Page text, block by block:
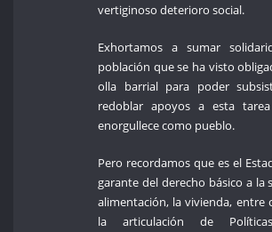
vertiginoso deterioro social.
Exhortamos a sumar
población que se ha visto
olla barrial para poder
redoblar apoyos a esta
enorgullece como pueblo.
Pero recordamos que es el
garante del derecho básico a la
alimentación, la vivienda, entre
la articulación de